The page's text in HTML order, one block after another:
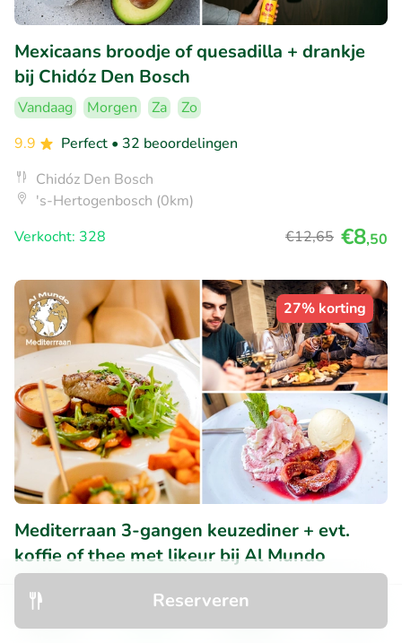
Reserveren
Mexicaans broodje of quesadilla + drankje
bij Chidóz Den Bosch
Vandaag Morgen Za
Zo
9.9
Perfect • 32 beoordelingen
Chidóz Den Bosch
's-Hertogenbosch (0km)
Verkocht: 328
€12,65 €8,50
27% korting
Mediterraan 3-gangen keuzediner + evt.
koffie of thee met likeur bij Al Mundo